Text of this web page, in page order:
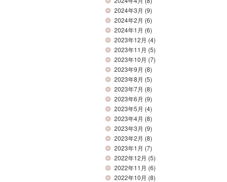
2024年3月 (9)
2024年2月 (6)
2024年1月 (6)
2023年12月 (4)
2023年11月 (5)
2023年10月 (7)
2023年9月 (8)
2023年8月 (5)
2023年7月 (8)
2023年6月 (9)
2023年5月 (4)
2023年4月 (8)
2023年3月 (9)
2023年2月 (8)
2023年1月 (7)
2022年12月 (5)
2022年11月 (6)
2022年10月 (8)